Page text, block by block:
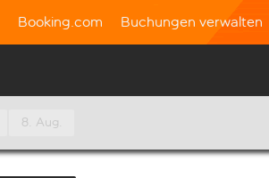
Booking.com Buchungen verwalten
8. Aug.